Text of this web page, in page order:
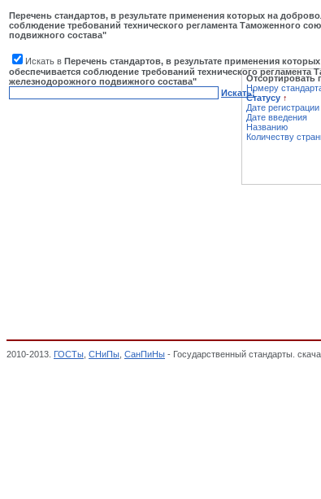
Перечень стандартов, в результате применения которых на
соблюдение требований технического регламента Таможенного
подвижного состава"
Искать в Перечень стандартов, в результате применения
обеспечивается соблюдение требований технического регламента
железнодорожного подвижного состава"
Искать!
Отсортировать
Номеру
Статусу ↑
Дате регистрации
Дате введения
Названию
Количеству
2010-2013. ГОСТы СНиПы СанПиНы - Государственный стандарты.